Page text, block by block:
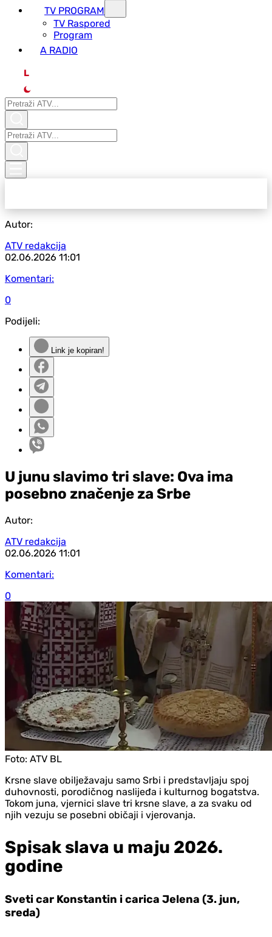
TV PROGRAM
ТV Raspored
Program
A RADIO
L
Autor:
ATV redakcija
02.06.2026 11:01
Komentari:
0
Podijeli:
Link je kopiran!
U junu slavimo tri slave: Ova ima
posebno značenje za Srbe
Autor:
ATV redakcija
02.06.2026 11:01
Komentari:
0
Foto: ATV BL
Krsne slave obilježavaju samo Srbi i predstavljaju spoj
duhovnosti, porodičnog naslijeđa i kulturnog bogatstva.
Tokom juna, vjernici slave tri krsne slave, a za svaku od
njih vezuju se posebni običaji i vjerovanja.
Spisak slava u maju 2026.
godine
Sveti car Konstantin i carica Jelena (3. jun,
sreda)